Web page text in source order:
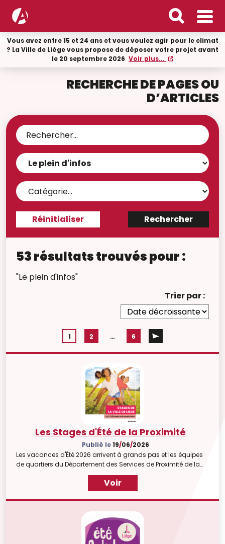
Vous avez entre 15 et 24 ans et vous voulez agir pour le climat
? La Ville de Liège vous propose de déposer votre projet avant
le 20 septembre 2026 Voir plus...
RECHERCHE DE PAGES OU
D’ARTICLES
53 résultats trouvés pour :
"Le plein d'infos"
Trier par :
1 2 … 6
Les Stages d'Été de la Proximité
Publié le19/06/2026
Les vacances d'Été 2026 arrivent à grands pas et les équipes
de quartiers du Département des Services de Proximité de la
Ville de Liège ont prévu plusieurs stages pour les enfants
pendant les semaines de congés scolaires.
Voir